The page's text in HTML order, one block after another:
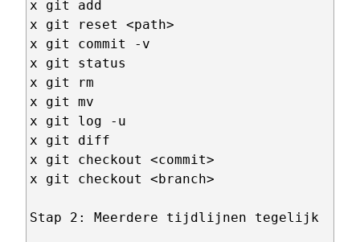
x git add
x git reset <path>
x git commit -v
x git status
x git rm
x git mv
x git log -u
x git diff
x git checkout <commit>
x git checkout <branch>
Stap 2: Meerdere tijdlijnen tegelijk